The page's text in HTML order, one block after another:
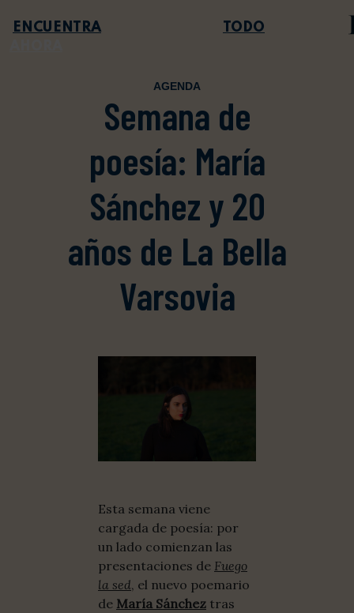
TODO
AGENDA
Semana de
poesía: María
Sánchez y 20
años de La Bella
Varsovia
Esta semana viene
cargada de poesía: por
un lado comienzan las
presentaciones de Fuego
la sed, el nuevo poemario
de María Sánchez tras